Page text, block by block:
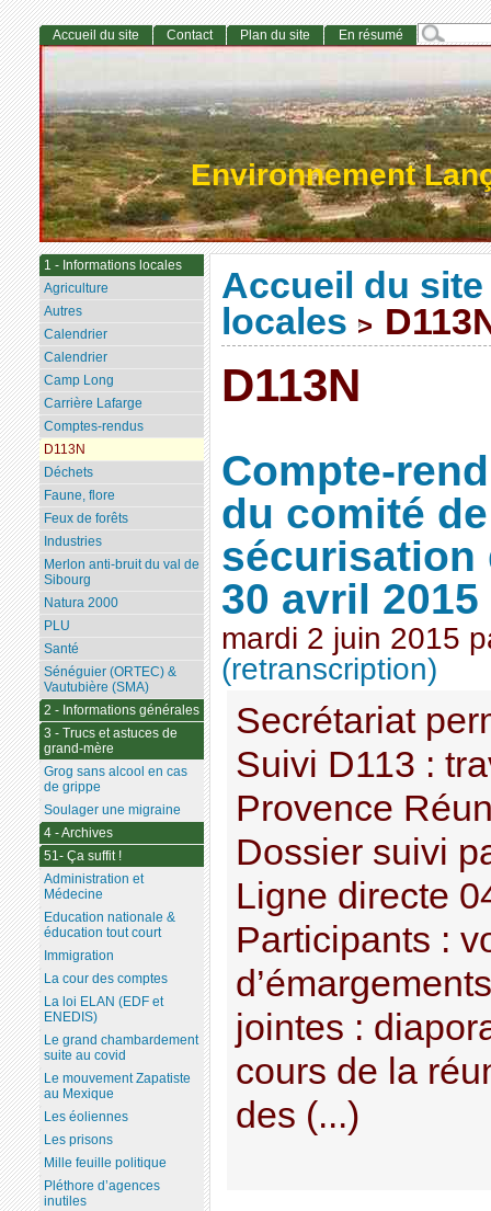
Environnement
Accueil du site
locales >
D113N
Compte-
du comité
sécurisation
30 avril 2015
mardi 2 juin 2015
(retranscription)
Secrétariat
Suivi D113 :
Provence
Dossier suivi
Ligne directe
Participants :
jointes :
cours de la
des (...)
Accueil du site Contact Plan du site En résumé
1 - Informations locales
Agriculture
Autres
Calendrier
Calendrier
Camp Long
Carrière Lafarge
Comptes-rendus
D113N
Déchets
Faune, flore
Feux de forêts
Industries
Merlon anti-bruit du val de
Sibourg
Natura 2000
PLU
Santé
Sénéguier (ORTEC) &
Vautubière (SMA)
2 - Informations générales
3 - Trucs et astuces de
grand-mère
Grog sans alcool en cas
de grippe
Soulager une migraine
4 - Archives
51- Ça suffit !
Administration et
Médecine
Education nationale &
éducation tout court
Immigration
La cour des comptes
La loi ELAN (EDF et
ENEDIS)
Le grand chambardement
suite au covid
Le mouvement Zapatiste
au Mexique
Les éoliennes
Les prisons
Mille feuille politique
Pléthore d’agences
inutiles